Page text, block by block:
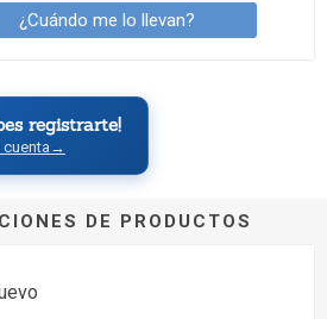
¿Cuándo me lo llevan?
registrarte!
→
DE PRODUCTOS